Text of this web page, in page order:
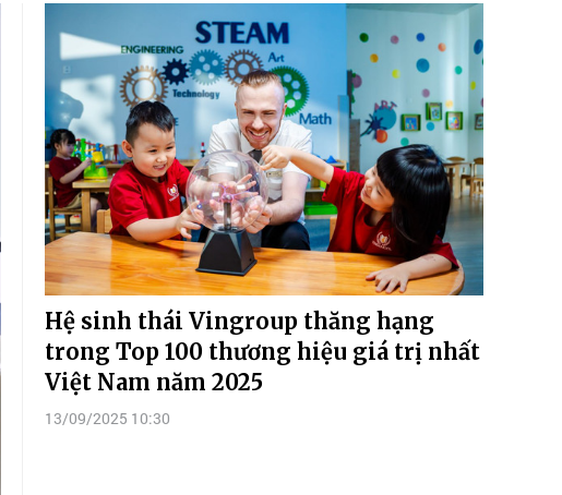
Hệ sinh thái Vingroup thăng hạng
trong Top 100 thương hiệu giá trị nhất
Việt Nam năm 2025
13/09/2025 10:30